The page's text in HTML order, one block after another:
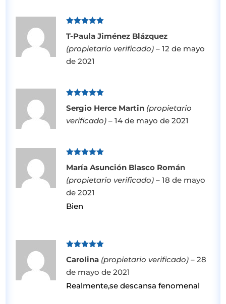
con5de 5
T-Paula Jiménez Blázquez
(propietario verificado) – 12 de mayo
de 2021
con5de 5
Sergio Herce Martin (propietario
verificado) – 14 de mayo de 2021
con5de 5
María Asunción Blasco Román
(propietario verificado) – 18 de mayo
de 2021
Bien
con5de 5
Carolina (propietario verificado) – 28
de mayo de 2021
Realmente,se descansa fenomenal